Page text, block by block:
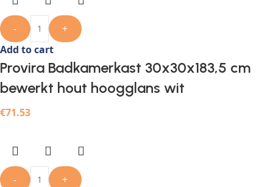
-
+
Add to cart
Provira Badkamerkast 30x30x183,5 cm
bewerkt hout hoogglans wit
€71.53
-
+